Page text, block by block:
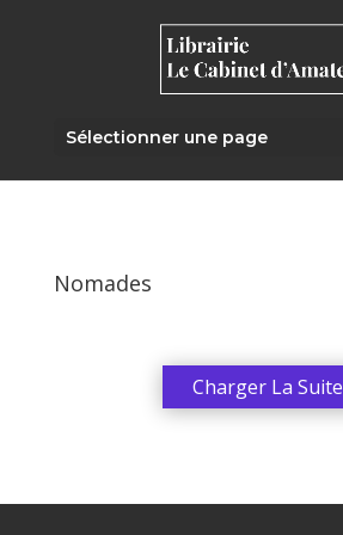
Sélectionner une page
Nomades
Charger La Suite